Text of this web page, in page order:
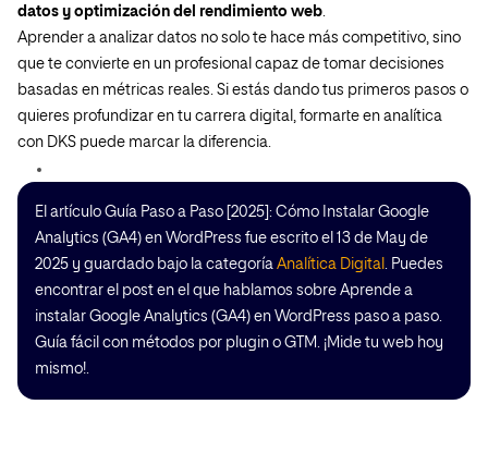
datos y optimización del rendimiento web.
Aprender a analizar datos no solo te hace más competitivo, sino
que te convierte en un profesional capaz de tomar decisiones
basadas en métricas reales. Si estás dando tus primeros pasos o
quieres profundizar en tu carrera digital, formarte en analítica
con DKS puede marcar la diferencia.
El artículo Guía Paso a Paso [2025]: Cómo Instalar Google
Analytics (GA4) en WordPress fue escrito el 13 de May de
2025 y guardado bajo la categoría Analítica Digital . Puedes
encontrar el post en el que hablamos sobre Aprende a
instalar Google Analytics (GA4) en WordPress paso a paso.
Guía fácil con métodos por plugin o GTM. ¡Mide tu web hoy
mismo!.